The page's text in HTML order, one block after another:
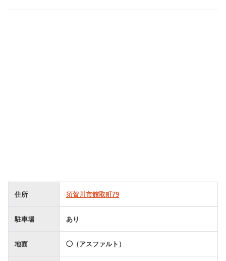
住所 須賀川市館取町79
駐車場 あり
地面 ◯（アスファルト）